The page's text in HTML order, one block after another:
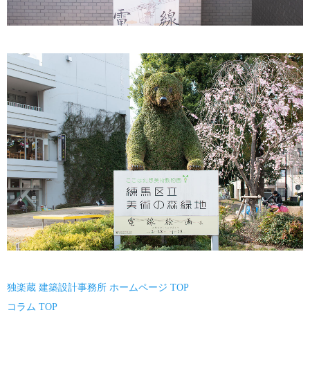
独楽蔵 建築設計事務所 ホームページ TOP
コラム TOP